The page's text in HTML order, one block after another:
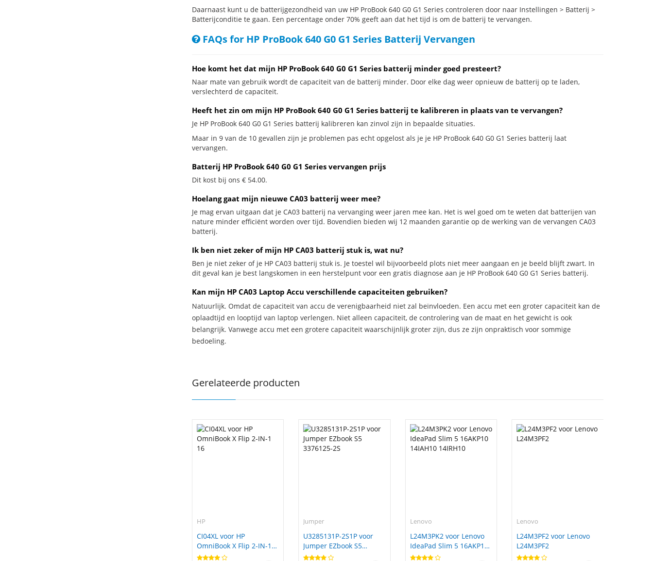
Daarnaast kunt u de batterijgezondheid van uw HP ProBook 640 G0 G1 Series controleren door naar Instellingen > Batterij >
Batterijconditie te gaan. Een percentage onder 70% geeft aan dat het tijd is om de batterij te vervangen.
FAQs for HP ProBook 640 G0 G1 Series Batterij Vervangen
Hoe komt het dat mijn HP ProBook 640 G0 G1 Series batterij minder goed presteert?
Naar mate van gebruik wordt de capaciteit van de batterij minder. Door elke dag weer opnieuw de batterij op te laden,
verslechterd de capaciteit.
Heeft het zin om mijn HP ProBook 640 G0 G1 Series batterij te kalibreren in plaats van te vervangen?
Je HP ProBook 640 G0 G1 Series batterij kalibreren kan zinvol zijn in bepaalde situaties.
Maar in 9 van de 10 gevallen zijn je problemen pas echt opgelost als je je HP ProBook 640 G0 G1 Series batterij laat
vervangen.
Batterij HP ProBook 640 G0 G1 Series vervangen prijs
Dit kost bij ons € 54.00.
Hoelang gaat mijn nieuwe CA03 batterij weer mee?
Je mag ervan uitgaan dat je CA03 batterij na vervanging weer jaren mee kan. Het is wel goed om te weten dat batterijen van
nature minder efficiënt worden over tijd. Bovendien bieden wij 12 maanden garantie op de werking van de vervangen CA03
batterij.
Ik ben niet zeker of mijn HP CA03 batterij stuk is, wat nu?
Ben je niet zeker of je HP CA03 batterij stuk is. Je toestel wil bijvoorbeeld plots niet meer aangaan en je beeld blijft zwart. In
dit geval kan je best langskomen in een herstelpunt voor een gratis diagnose aan je HP ProBook 640 G0 G1 Series batterij.
Kan mijn HP CA03 Laptop Accu verschillende capaciteiten gebruiken?
Natuurlijk. Omdat de capaciteit van accu de verenigbaarheid niet zal beïnvloeden. Een accu met een groter capaciteit kan de
oplaadtijd en looptijd van laptop verlengen. Niet alleen capaciteit, de controlering van de maat en het gewicht is ook
belangrijk. Vanwege accu met een grotere capaciteit waarschijnlijk groter zijn, dus ze zijn onpraktisch voor sommige
bedoeling.
Gerelateerde producten
HP
CI04XL voor HP
OmniBook X Flip 2-IN-1
16
Jumper
U3285131P-2S1P voor
Jumper EZbook S5
3376125-2S
Lenovo
L24M3PK2 voor Lenovo
IdeaPad Slim 5 16AKP10
14IAH10 14IRH10
Lenovo
L24M3PF2 voor Lenovo
L24M3PF2